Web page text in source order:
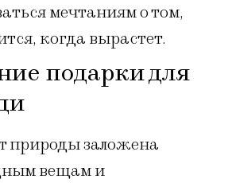
мечтаниям о том,
когда вырастет.
подарки для
природы заложена
вещам и